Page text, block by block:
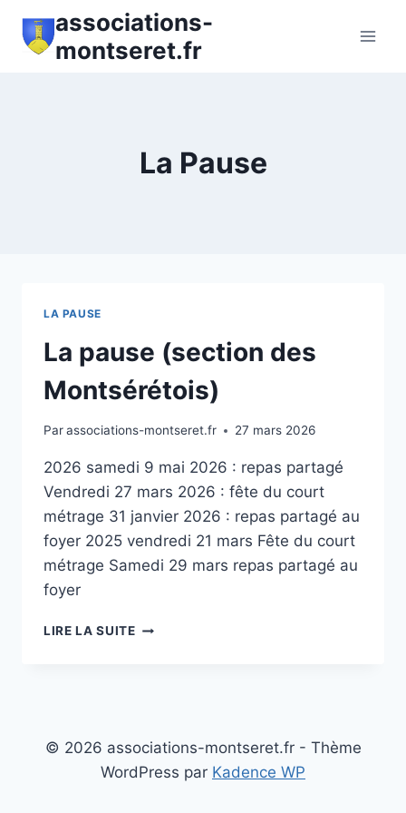
contenu
associations-
montseret.fr
La Pause
LA PAUSE
La pause (section des
Montsérétois)
Parassociations-montseret.fr 27 mars 2026
2026 samedi 9 mai 2026 : repas partagé
Vendredi 27 mars 2026 : fête du court
métrage 31 janvier 2026 : repas partagé au
foyer 2025 vendredi 21 mars Fête du court
métrage Samedi 29 mars repas partagé au
foyer
LIRE LA SUITELA
© 2026 associations-montseret.fr - Thème
WordPress par Kadence WP